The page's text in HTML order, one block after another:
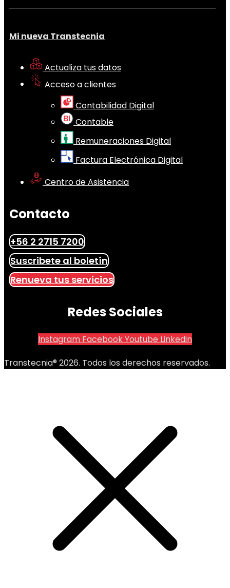
Mi nueva Transtecnia
Actualiza tus datos
Acceso a clientes
Contabilidad Digital
Contable
Remuneraciones Digital
Factura Electrónica Digital
Centro de Asistencia
Contacto
+56 2 2715 7200
Suscribete al boletín
Renueva tus servicios
Redes Sociales
Instagram FacebookYoutube Linkedin
Transtecnia® 2026. Todos los derechos reservados.